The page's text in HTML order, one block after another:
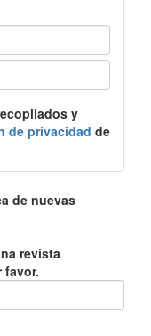
de privacidad de
revista
favor.